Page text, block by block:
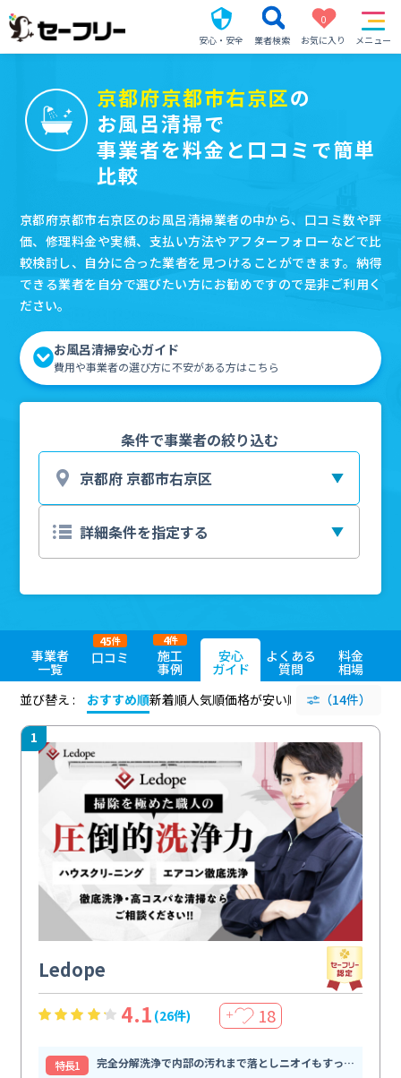
安心・安全 業者検索
0
お気に入り
メニュー
京都府京都市右京区の
お風呂清掃で
事業者を料金と口コミで簡単
比較
京都府京都市右京区のお風呂清掃業者の中から、口コミ数や評
価、修理料金や実績、支払い方法やアフターフォローなどで比
較検討し、自分に合った業者を見つけることができます。納得
できる業者を自分で選びたい方にお勧めですので是非ご利用く
ださい。
お風呂清掃安心ガイド
費用や事業者の選び方に不安がある方はこちら
条件で事業者の絞り込む
事業者
一覧
口コミ
45件
施工
事例
4件
安心
ガイド
よくある
質問
料金
相場
並び替え :
おすすめ順新着順人気順価格が安い順 評価が高い順
（14件）
1
Ledope
4.1 (26件) ＋ 18
特⻑1
完全分解洗浄で内部の汚れまで落としニオイもすっきり解消